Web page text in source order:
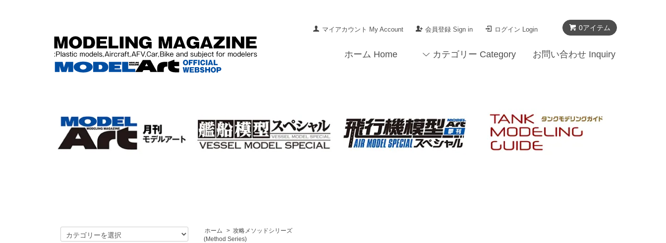
0アイテム
マイアカウント My Account 会員登録 Sign in ログイン Login
ホーム Home カテゴリー Category お問い合わせ Inquiry
ホーム > 攻略メソッドシリーズ
(Method Series)